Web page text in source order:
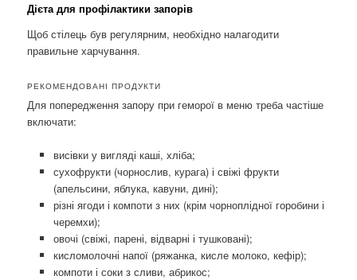
Дієта для профілактики запорів
Щоб стілець був регулярним, необхідно налагодити
правильне харчування.
РЕКОМЕНДОВАНІ ПРОДУКТИ
Для попередження запору при геморої в меню треба частіше
включати:
висівки у вигляді каші, хліба;
сухофрукти (чорнослив, курага) і свіжі фрукти
(апельсини, яблука, кавуни, дині);
різні ягоди і компоти з них (крім чорноплідної горобини і
черемхи);
овочі (свіжі, парені, відварні і тушковані);
кисломолочні напої (ряжанка, кисле молоко, кефір);
компоти і соки з сливи, абрикос;